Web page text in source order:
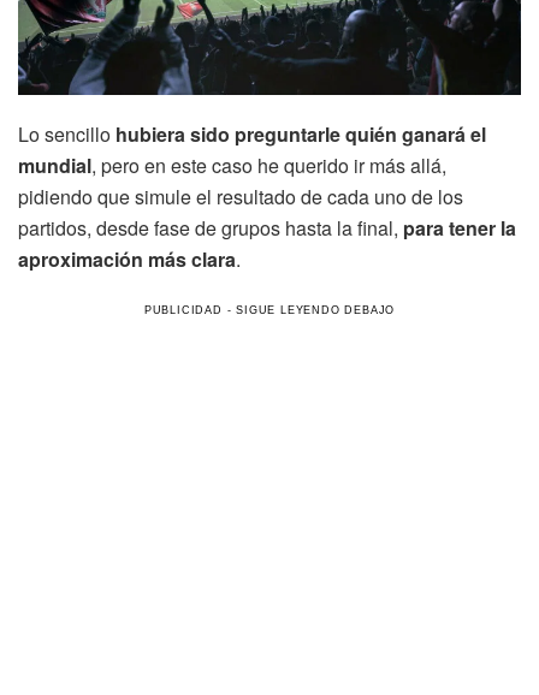
Lo sencillo hubiera sido preguntarle quién ganará el
mundial, pero en este caso he querido ir más allá,
pidiendo que simule el resultado de cada uno de los
partidos, desde fase de grupos hasta la final, para tener la
aproximación más clara.